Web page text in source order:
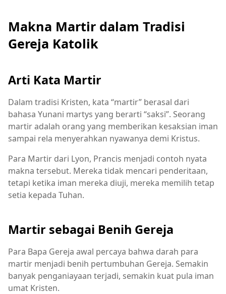
Makna Martir dalam Tradisi
Gereja Katolik
Arti Kata Martir
Dalam tradisi Kristen, kata “martir” berasal dari
bahasa Yunani martys yang berarti “saksi”. Seorang
martir adalah orang yang memberikan kesaksian iman
sampai rela menyerahkan nyawanya demi Kristus.
Para Martir dari Lyon, Prancis menjadi contoh nyata
makna tersebut. Mereka tidak mencari penderitaan,
tetapi ketika iman mereka diuji, mereka memilih tetap
setia kepada Tuhan.
Martir sebagai Benih Gereja
Para Bapa Gereja awal percaya bahwa darah para
martir menjadi benih pertumbuhan Gereja. Semakin
banyak penganiayaan terjadi, semakin kuat pula iman
umat Kristen.